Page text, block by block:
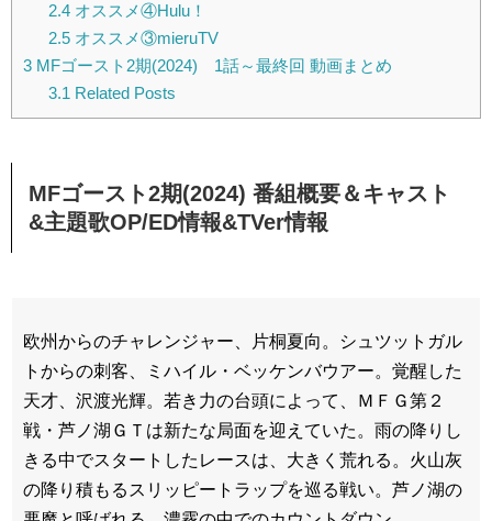
2.4オススメ④Hulu！
2.5オススメ③mieruTV
3 MFゴースト2期(2024) 1話～最終回 動画まとめ
3.1Related Posts
MFゴースト2期(2024) 番組概要＆キャスト
&主題歌OP/ED情報&TVer情報
欧州からのチャレンジャー、片桐夏向。シュツットガル
トからの刺客、ミハイル・ベッケンバウアー。覚醒した
天才、沢渡光輝。若き力の台頭によって、ＭＦＧ第２
戦・芦ノ湖ＧＴは新たな局面を迎えていた。雨の降りし
きる中でスタートしたレースは、大きく荒れる。火山灰
の降り積もるスリッピートラップを巡る戦い。芦ノ湖の